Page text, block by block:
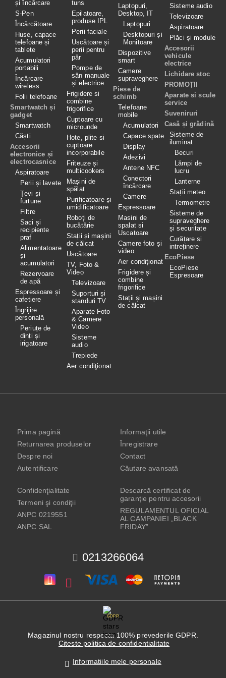
și încărcare
S-Pen
Încărcătoare
Huse, capace
telefoane și
tablete
Acumulatori
portabili
Încărcare
wireless
Folii telefoane
Smartwatch și
gadget
Smartwatch
Căști
Accesorii
electronice și
electrocasnice
Aspiratoare
Perii și lavete
Țevi și
furtune
Filtre
Saci și
recipiente
praf
Alimentatoare
și
acumulatori
Rezervoare
de apă
Espressoare și
cafetiere
Îngrijire
personală
Periuțe de
dinți și
irigatoare
tuns
Epilatoare,
produse IPL
Perii faciale
Uscătoare și
perii pentru
păr
Pompe de
sân manuale
și electrice
Frigidere si
combine
frigorifice
Cuptoare cu
microunde
Hote, plite si
cuptoare
incorporabile
Friteuze și
multicookers
Maşini de
spălat
Purificatoare și
umidificatoare
Roboţi de
bucătărie
Stații și mașini
de călcat
Uscătoare
TV, Foto &
Video
Televizoare
Suporturi și
standuri TV
Aparate Foto
& Camere
Video
Sisteme
audio
Trepiede
Aer condiţionat
Laptopuri,
Desktop, IT
Laptopuri
Desktopuri și
Monitoare
Dispozitive
smart
Camere
supraveghere
Piese de
schimb
Telefoane
mobile
Acumulatori
Capace spate
Display
Adezivi
Antene NFC
Conectori
încărcare
Camere
Espressoare
Masini de
spalat si
Uscatoare
Camere foto și
video
Aer condiționat
Frigidere și
combine
frigorifice
Stații și mașini
de călcat
Sisteme audio
Televizoare
Aspiratoare
Plăci și module
Accesorii
vehicule
electrice
Lichidare stoc
PROMOȚII
Aparate si scule
service
Suveniruri
Casă și grădină
Sisteme de
iluminat
Becuri
Lămpi de
lucru
Lanterne
Stații meteo
Termometre
Sisteme de
supraveghere
și securitate
Curățare si
intreținere
EcoPiese
EcoPiese
Espresoare
0213266064
Prima pagină
Returnarea produselor
Despre noi
Autentificare
Informaţii utile
Înregistrare
Contact
Căutare avansată
Confidenţialitate
Termeni şi condiţii
ANPC 0219551
ANPC SAL
Descarcă certificat de
garanție pentru accesorii
REGULAMENTUL OFICIAL
AL CAMPANIEI „BLACK
FRIDAY”
GDPR
Magazinul nostru respecta 100% prevederile GDPR.
Citeste politica de confidentialitate
Informatiile mele personale